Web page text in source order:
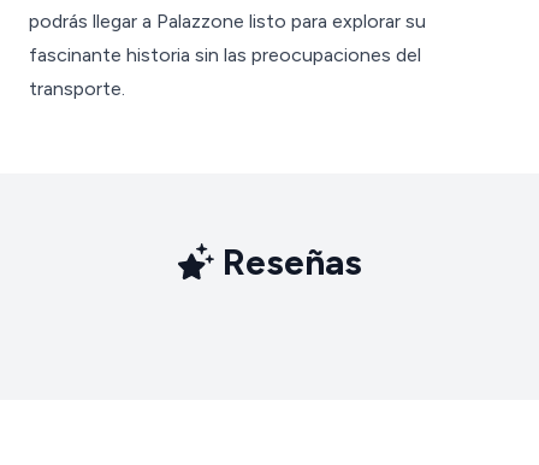
podrás llegar a Palazzone listo para explorar su
fascinante historia sin las preocupaciones del
transporte.
Reseñas